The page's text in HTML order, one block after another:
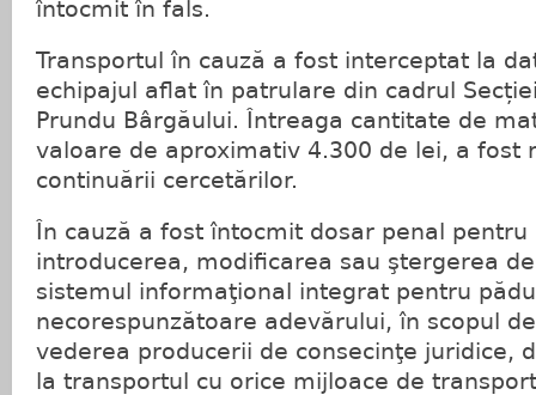
întocmit în fals.
Transportul în cauză a fost interceptat la
echipajul aflat în patrulare din cadrul
Prundu Bârgăului. Întreaga cantitate de
valoare de aproximativ 4.300 de lei, a fost
continuării cercetărilor.
În cauză a fost întocmit dosar penal
introducerea, modificarea sau ştergerea
sistemul informaţional integrat pentru
necorespunzătoare adevărului, în scopul
vederea producerii de consecinţe juridice,
la transportul cu orice mijloace de